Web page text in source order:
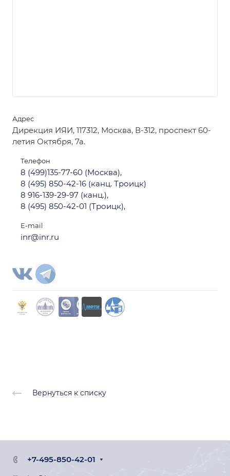
Адрес
Дирекция ИЯИ, 117312, Москва, В-312, проспект 60-
летия Октября, 7а.
Телефон
8 (499)135-77-60 (Москва),
8 (495) 850-42-16 (канц. Троицк)
8 916-139-29-97 (канц.),
8 (495) 850-42-01 (Троицк),
E-mail
inr@inr.ru
Вернуться к списку
+7-495-850-42-01